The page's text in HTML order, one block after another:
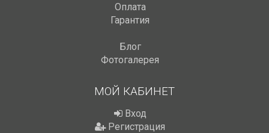
Оплата
Гарантия
Блог
Фотогалерея
МОЙ КАБИНЕТ
Вход
Регистрация